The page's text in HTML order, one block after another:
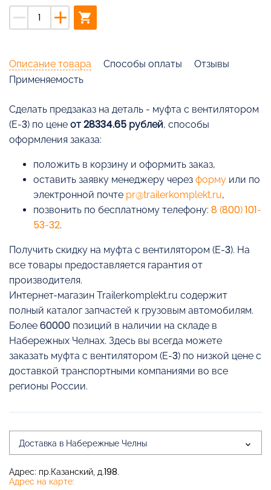
remove add shopping_cart
Описание товара Способы оплаты
Отзывы
Применяемость
Cделать предзаказ на деталь - муфта с вентилятором
(Е-3) по цене от 28334.65 рублей, способы
оформления заказа:
положить в корзину и оформить заказ,
оставить заявку менеджеру через форму или по
электронной почте pr@trailerkomplekt.ru,
позвонить по бесплатному телефону: 8 (800) 101-
53-32.
Получить скидку на муфта с вентилятором (Е-3). На
все товары предоставляется гарантия от
производителя.
Интернет-магазин Trailerkomplekt.ru содержит
полный каталог запчастей к грузовым автомобилям.
Более 60000 позиций в наличии на складе в
Набережных Челнах. Здесь вы всегда можете
заказать муфта с вентилятором (Е-3) по низкой цене с
доставкой транспортными компаниями во все
регионы России.
Доставка в Набережные Челны
Адрес: пр.Казанский, д.198.
Адрес на карте: